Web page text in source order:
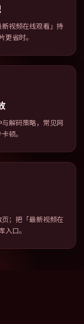
视频在线观看」持
更省时。
解码策略，常见网
顿。
；把「最新视频在
入口。